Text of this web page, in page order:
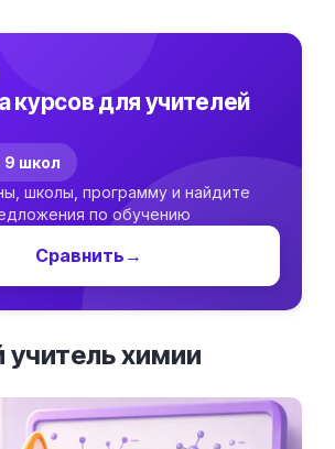
курсов для учителей
9 школ
школы, программу и найдите
по обучению
Сравнить →
учительхимии